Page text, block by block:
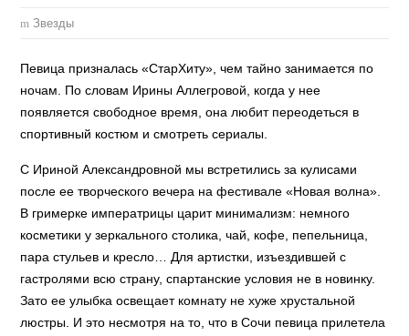
Звезды
Певица призналась «СтарХиту», чем тайно занимается по
ночам. По словам Ирины Аллегровой, когда у нее
появляется свободное время, она любит переодеться в
спортивный костюм и смотреть сериалы.
С Ириной Александровной мы встретились за кулисами
после ее творческого вечера на фестивале «Новая волна».
В гримерке императрицы царит минимализм: немного
косметики у зеркального столика, чай, кофе, пепельница,
пара стульев и кресло… Для артистки, изъездившей с
гастролями всю страну, спартанские условия не в новинку.
Зато ее улыбка освещает комнату не хуже хрустальной
люстры. И это несмотря на то, что в Сочи певица прилетела